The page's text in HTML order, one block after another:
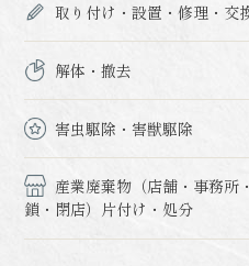
取り付け・設置・修理・交
解体・撤去
害虫駆除・害獣駆除
産業廃棄物（店舗・事務所
鎖・閉店）片付け・処分